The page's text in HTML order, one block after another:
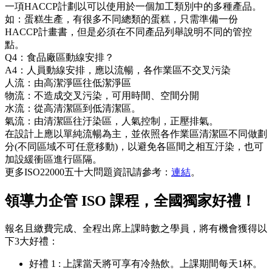
一項HACCP計劃以可以使用於一個加工類別中的多種產品。
如：蛋糕生產，有很多不同總類的蛋糕，只需準備一份
HACCP計畫書，但是必須在不同產品列舉說明不同的管控
點。
Q4：食品廠區動線安排？
A4：人員動線安排，應以流暢，各作業區不交叉污染
人流：由高潔淨區往低潔淨區
物流：不造成交叉污染，可用時間、空間分開
水流：從高清潔區到低清潔區。
氣流：由清潔區往汙染區，人氣控制，正壓排氣。
在設計上應以單純流暢為主，並依照各作業區清潔區不同做劃
分(不同區域不可任意移動)，以避免各區間之相互汙染，也可
加設緩衝區進行區隔。
更多ISO22000五十大問題資訊請參考： 連結。
領導力企管 ISO 課程，全國獨家好禮！
報名且繳費完成、全程出席上課時數之學員，將有機會獲得以
下3大好禮：
好禮 1 : 上課當天將可享有冷熱飲。上課期間每天1杯。